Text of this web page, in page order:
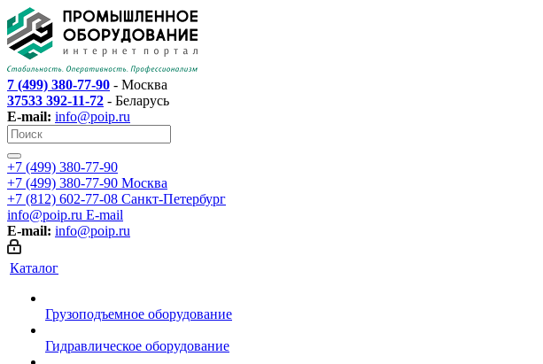
7 (499) 380-77-90 - Москва
37533 392-11-72 - Беларусь
E-mail: info@poip.ru
+7 (499) 380-77-90
+7 (499) 380-77-90 Москва
+7 (812) 602-77-08 Санкт-Петербург
info@poip.ru E-mail
E-mail: info@poip.ru
Каталог
Грузоподъемное оборудование
Гидравлическое оборудование